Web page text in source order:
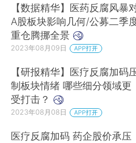
【数据精华】医药反腐风暴
A股板块影响几何/公募二季
重仓腾挪全景
2023年08月09日 APP打开
【研报精华】医疗反腐加码
制板块情绪 哪些细分领域更
受打击？
2023年08月08日 APP打开
医疗反腐加码 药企股价承压